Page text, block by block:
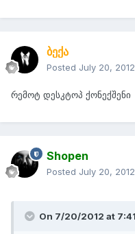
ბექა
Posted July 20, 2012
რემოტ დესკტოპ ქონექშენი
Shopen
Posted July 20, 2012
On 7/20/2012 at